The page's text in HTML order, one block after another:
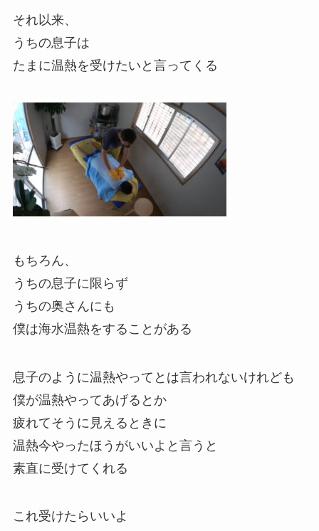
それ以来、
うちの息子は
たまに温熱を受けたいと言ってくる
もちろん、
うちの息子に限らず
うちの奥さんにも
僕は海水温熱をすることがある
息子のように温熱やってとは言われないけれども
僕が温熱やってあげるとか
疲れてそうに見えるときに
温熱今やったほうがいいよと言うと
素直に受けてくれる
これ受けたらいいよ